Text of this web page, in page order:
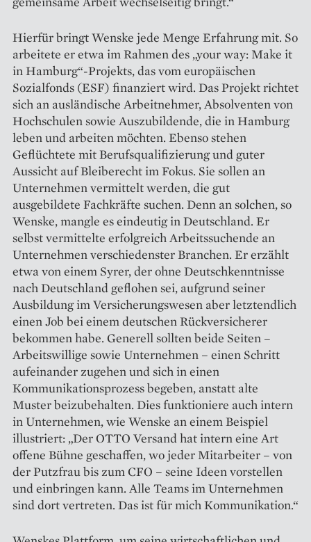
Hierfür bringt Wenske jede Menge Erfahrung mit. So
arbeitete er etwa im Rahmen des „your way: Make it
in Hamburg“-Projekts, das vom europäischen
Sozialfonds (ESF) finanziert wird. Das Projekt richtet
sich an ausländische Arbeitnehmer, Absolventen von
Hochschulen sowie Auszubildende, die in Hamburg
leben und arbeiten möchten. Ebenso stehen
Geflüchtete mit Berufsqualifizierung und guter
Aussicht auf Bleiberecht im Fokus. Sie sollen an
Unternehmen vermittelt werden, die gut
ausgebildete Fachkräfte suchen. Denn an solchen, so
Wenske, mangle es eindeutig in Deutschland. Er
selbst vermittelte erfolgreich Arbeitssuchende an
Unternehmen verschiedenster Branchen. Er erzählt
etwa von einem Syrer, der ohne Deutschkenntnisse
nach Deutschland geflohen sei, aufgrund seiner
Ausbildung im Versicherungswesen aber letztendlich
einen Job bei einem deutschen Rückversicherer
bekommen habe. Generell sollten beide Seiten –
Arbeitswillige sowie Unternehmen – einen Schritt
aufeinander zugehen und sich in einen
Kommunikationsprozess begeben, anstatt alte
Muster beizubehalten. Dies funktioniere auch intern
in Unternehmen, wie Wenske an einem Beispiel
illustriert: „Der OTTO Versand hat intern eine Art
offene Bühne geschaffen, wo jeder Mitarbeiter – von
der Putzfrau bis zum CFO – seine Ideen vorstellen
und einbringen kann. Alle Teams im Unternehmen
sind dort vertreten. Das ist für mich Kommunikation.“